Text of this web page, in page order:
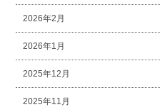
2026年2月
2026年1月
2025年12月
2025年11月